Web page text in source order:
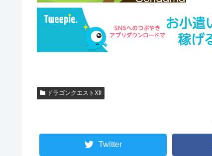
ドラゴンクエストXII
Twitter